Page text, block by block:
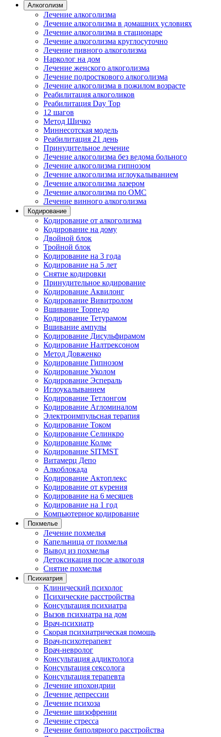
Алкоголизм
Лечение алкоголизма
Лечение алкоголизма в домашних условиях
Лечение алкоголизма в стационаре
Лечение алкоголизма круглосуточно
Лечение пивного алкоголизма
Нарколог на дом
Лечение женского алкоголизма
Лечение подросткового алкоголизма
Лечение алкоголизма в пожилом возрасте
Реабилитация алкоголиков
Реабилитация Day Top
12 шагов
Метод Шичко
Миннесотская модель
Реабилитация 21 день
Принудительное лечение
Лечение алкоголизма без ведома больного
Лечение алкоголизма гипнозом
Лечение алкоголизма иглоукалыванием
Лечение алкоголизма лазером
Лечение алкоголизма по ОМС
Лечение винного алкоголизма
Кодирование
Кодирование от алкоголизма
Кодирование на дому
Двойной блок
Тройной блок
Кодирование на 3 года
Кодирование на 5 лет
Снятие кодировки
Принудительное кодирование
Кодирование Аквилонг
Кодирование Вивитролом
Вшивание Торпедо
Кодирование Тетурамом
Вшивание ампулы
Кодирование Дисульфирамом
Кодирование Налтрексоном
Метод Довженко
Кодирование Гипнозом
Кодирование Уколом
Кодирование Эспераль
Иглоукалыванием
Кодирование Тетлонгом
Кодирование Агломиналом
Электроимпульсная терапия
Кодирование Током
Кодирование Селинкро
Кодирование Колме
Кодирование SITMST
Витамерц Депо
Алкоблокада
Кодирование Актоплекс
Кодирование от курения
Кодирование на 6 месяцев
Кодирование на 1 год
Компьютерное кодирование
Похмелье
Лечение похмелья
Капельница от похмелья
Вывод из похмелья
Детоксикация после алкоголя
Снятие похмелья
Психиатрия
Клинический психолог
Психические расстройства
Консультация психиатра
Вызов психиатра на дом
Врач-психиатр
Скорая психиатрическая помощь
Врач-психотерапевт
Врач-невролог
Консультация аддиктолога
Консультация сексолога
Консультация терапевта
Лечение ипохондрии
Лечение депрессии
Лечение психоза
Лечение шизофрении
Лечение стресса
Лечение биполярного расстройства